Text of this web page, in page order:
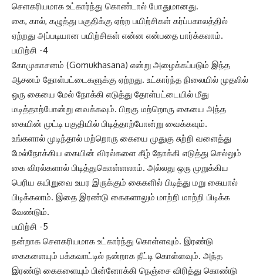
செளகரியமாக உட்கார்ந்து கொண்டால் போதுமானது.
கை, கால், கழுத்து பகுதிக்கு ஏற்ற பயிற்சிகள் கர்ப்பகாலத்தில்
ஏற்றது அப்படியான பயிற்சிகள் என்ன என்பதை பார்க்கலாம்.
பயிற்சி -4
கோமுகாசனம் (Gomukhasana) என்று அழைக்கப்படும் இந்த
ஆசனம் தோள்பட்டைகளுக்கு ஏற்றது. உட்கார்ந்த நிலையில் முதலில்
ஒரு கையை மேல் நோக்கி எடுத்து தோள்பட்டையில் மீது
மடித்தாற்போன்று வைக்கவும். பிறகு மற்றொரு கையை அந்த
கையின் முட்டி பகுதியில் பிடித்தாற்போன்று வைக்கவும்.
உங்களால் முடிந்தால் மற்றொரு கையை முதுகு சுற்றி வளைத்து
மேல்நோக்கிய கையின் விரல்களை கீழ் நோக்கி எடுத்து செல்லும்
கை விரல்களால் பிடித்துகொள்ளலாம். அல்லது ஒரு முறுக்கிய
பெரிய கயிறுவை உயர இருக்கும் கைகளில் பிடித்து மறு கையால்
பிடிக்கலாம். இதை இரண்டு கைகளாலும் மாற்றி மாற்றி பிடிக்க
வேண்டும்.
பயிற்சி -5
நன்றாக செளகரியமாக உட்கார்ந்து கொள்ளவும். இரண்டு
கைகளையும் பக்கவாட்டில் நன்றாக நீட்டி கொள்ளவும். அந்த
இரண்டு கைகளையும் பின்னோக்கி நெஞ்சை விரித்து கொண்டு